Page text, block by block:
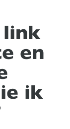
link
en
ik